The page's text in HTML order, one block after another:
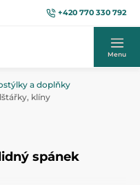
+420 770 330 792
Menu
a doplňky
klíny
spánek